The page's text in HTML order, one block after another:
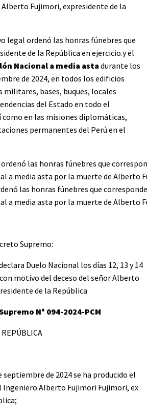
Fujimori, expresidente de la
legal ordenó las honras fúnebres que
de la República en ejercicio.y el
Nacional a media asta durante los
de 2024, en todos los edificios
bases, buques, locales
del Estado en todo el
en las misiones diplomáticas,
permanentes del Perú en el
las honras fúnebres que
a media asta por la muerte de Alberto
Supremo:
Duelo Nacional los días 12, 13 y 14
motivo del deceso del señor Alberto
de la República
Nº 094-2024-PCM
REPÚBLICA
septiembre de 2024 se ha producido el
Ingeniero Alberto Fujimori Fujimori, ex